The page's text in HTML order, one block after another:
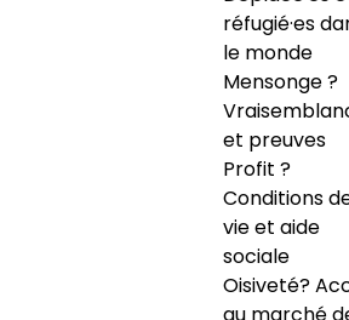
réfugié·es
le monde
Mensonge ?
et preuves
Profit ?
Conditions
vie et aide
sociale
Oisiveté?